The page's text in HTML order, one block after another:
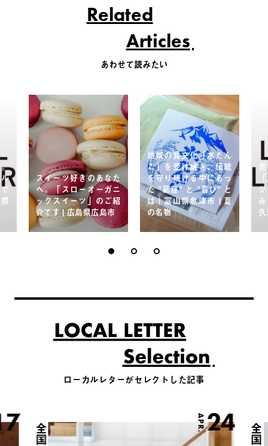
Related
Articles
あわせて読みたい
スイーツ好きのあなた
へ。「スローオーガニ
ックスイーツ」のご紹
介です | 広島県広島市
地域の食文化「水だん
ご」を受け継ぎ、伝統
を守り続ける中にあっ
た "葛藤" と "喜び" と
は｜富山県魚津市 | 夏
の名物
ローカルレターがセレクトした記事
APR.24
全国 全国